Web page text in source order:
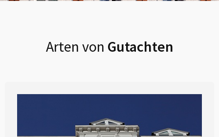
Arten von Gutachten